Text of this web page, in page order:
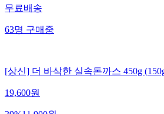
무료배송
63명구매중
[상신] 더 바삭한 실속돈까스 450g
19,600원